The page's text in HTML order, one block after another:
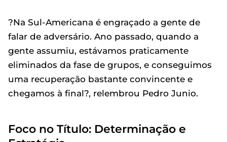
?Na Sul-Americana é engraçado a gente de
falar de adversário. Ano passado, quando a
gente assumiu, estávamos praticamente
eliminados da fase de grupos, e conseguimos
uma recuperação bastante convincente e
chegamos à final?, relembrou Pedro Junio.
Foco no Título: Determinação e